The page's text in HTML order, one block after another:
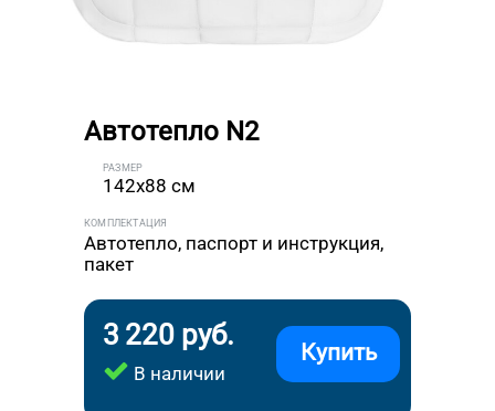
Автотепло N2
РАЗМЕР
142x88 см
КОМПЛЕКТАЦИЯ
Автотепло, паспорт и инструкция,
пакет
3 220 руб.
В наличии
Купить